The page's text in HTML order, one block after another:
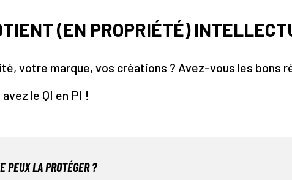
(EN PROPRIÉTÉ)
votre marque, vos créations ? Avez-vous les bons
le QI en PI !
PEUX LA PROTÉGER ?